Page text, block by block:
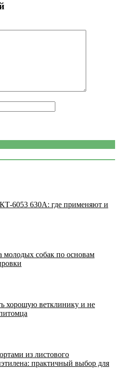
6053 630А: где применяют и
молодых собак по основам
хорошую ветклинику и не
из листового
практичный выбор для